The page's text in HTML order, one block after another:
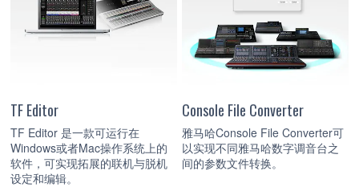
TF Editor
TF Editor 是一款可运行在
Windows或者Mac操作系统上的
软件，可实现拓展的联机与脱机
设定和编辑。
Console File Converter
雅马哈Console File Converter可
以实现不同雅马哈数字调音台之
间的参数文件转换。